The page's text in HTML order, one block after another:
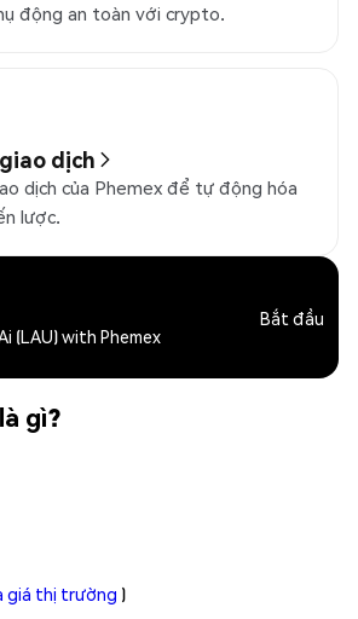
động an toàn với crypto.
dịch
dịch của Phemex để tự động hóa
lược.
(LAU) with Phemex
Bắt đầu
gì?
giá thị trường )